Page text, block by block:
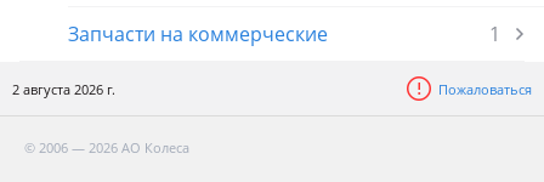
Запчасти на коммерческие
1
2 августа 2026 г. Пожаловаться
© 2006 — 2026 АО Колеса